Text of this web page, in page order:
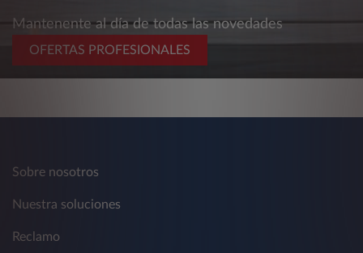
Mantenente al día de todas las novedades
OFERTAS PROFESIONALES
Sobre nosotros
Nuestra soluciones
Reclamo